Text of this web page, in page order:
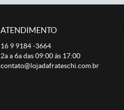
ATENDIMENTO
16 9 9184 -3664
2a a 6a das 09:00 às 17:00
contato@lojadafrateschi.com.br